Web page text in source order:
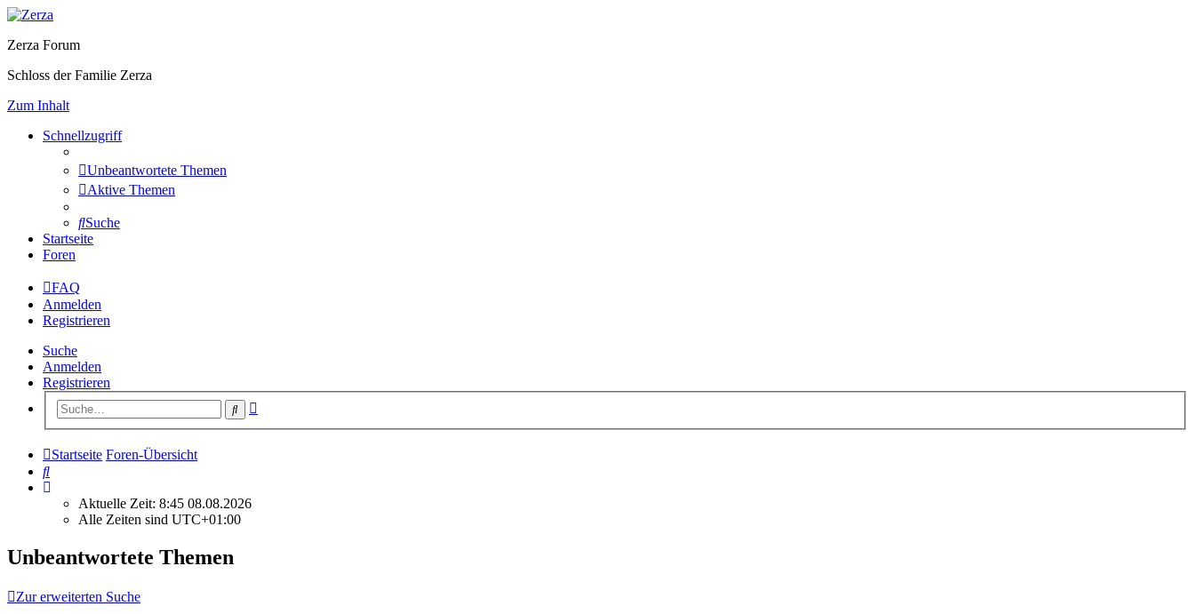
Zerza Forum
Schloss der Familie Zerza
Zum Inhalt
Schnellzugriff
Unbeantwortete Themen
Aktive Themen
Suche
Startseite
Foren
FAQ
Anmelden
Registrieren
Suche
Anmelden
Registrieren
Suche
Startseite Foren-Übersicht
Suche
Aktuelle Zeit: 8:45 08.08.2026
Alle Zeiten sind UTC+01:00
Unbeantwortete Themen
Zur erweiterten Suche